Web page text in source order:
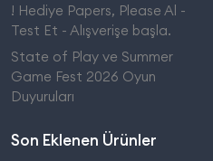
! Hediye Papers, Please Al -
Test Et - Alışverişe başla.
State of Play ve Summer
Game Fest 2026 Oyun
Duyuruları
Son Eklenen Ürünler